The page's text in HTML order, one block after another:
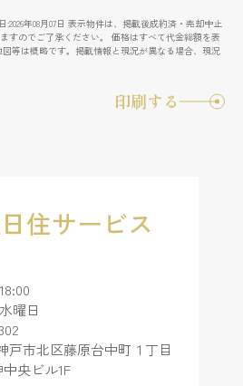
:2026年08月07日 表示物件は、掲載後成約済・売却中止
すのでご了承ください。 価格はすべて代金総額を表
等は概略です。掲載情報と現況が異なる場合、現況
印刷する
住サービス
曜日
戸市北区藤原台中町１丁目
央ビル1F